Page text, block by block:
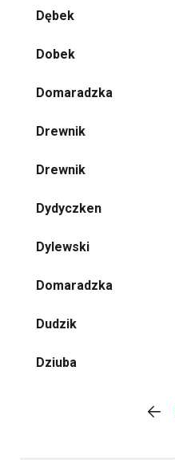
Dębek
Dobek
Domaradzka
Drewnik
Drewnik
Dydyczken
Dylewski
Domaradzka
Dudzik
Dziuba